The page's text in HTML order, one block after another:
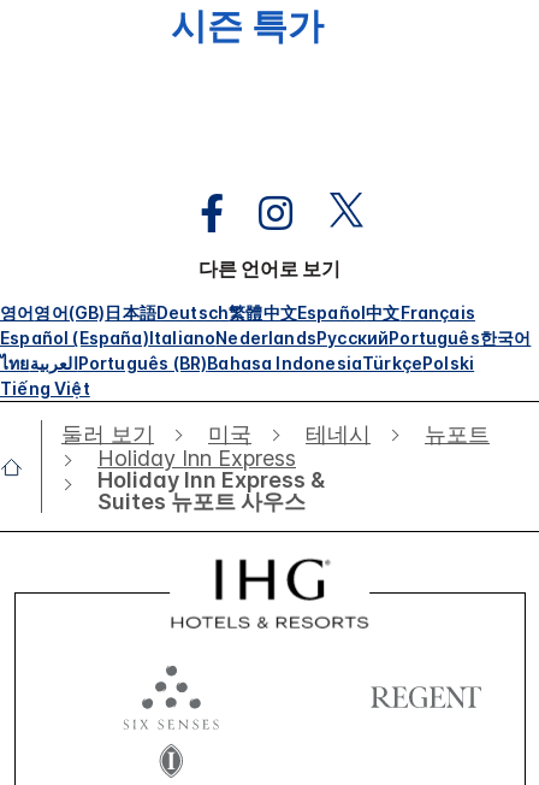
시즌 특가
다른 언어로 보기
영어영어(GB)日本語Deutsch繁體中文Español中文Français
Español (España)ItalianoNederlandsРусскийPortuguês한국어
ไทยالعربيةPortuguês (BR)Bahasa IndonesiaTürkçePolski
Tiếng Việt
둘러 보기 미국 테네시
뉴포트
Holiday Inn Express
Holiday Inn Express &
Suites 뉴포트 사우스